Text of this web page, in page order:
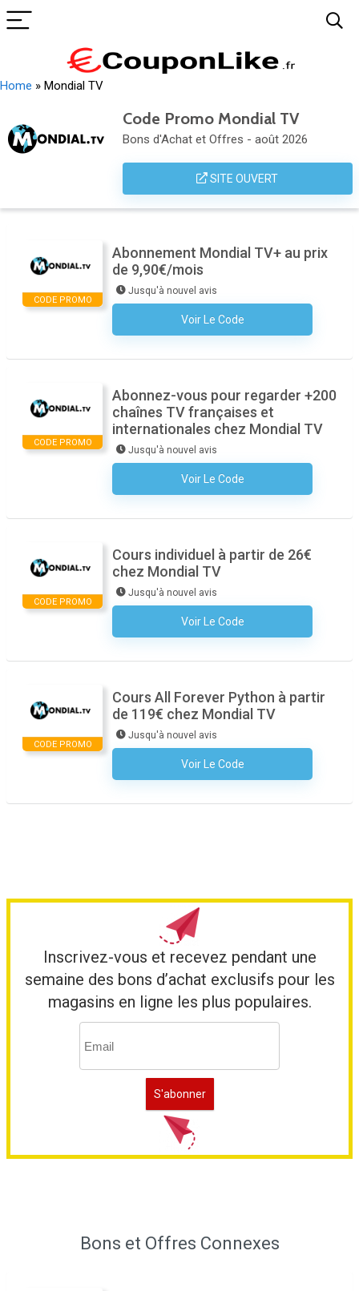
Home » Mondial TV
Code Promo Mondial TV
Bons d'Achat et Offres - août 2026
SITE OUVERT
CODE PROMO
Abonnement Mondial TV+ au prix
de 9,90€/mois
Jusqu'à nouvel avis
Voir Le Code
Aucun Code N'est Nécessaire
CODE PROMO
Abonnez-vous pour regarder +200
chaînes TV françaises et
internationales chez Mondial TV
Jusqu'à nouvel avis
Voir Le Code
Aucun Code N'est Nécessaire
CODE PROMO
Cours individuel à partir de 26€
chez Mondial TV
Jusqu'à nouvel avis
Voir Le Code
Aucun Code N'est Nécessaire
CODE PROMO
Cours All Forever Python à partir
de 119€ chez Mondial TV
Jusqu'à nouvel avis
Voir Le Code
Aucun Code N'est Nécessaire
Inscrivez-vous et recevez pendant une
semaine des bons d’achat exclusifs pour les
magasins en ligne les plus populaires.
Bons et Offres Connexes